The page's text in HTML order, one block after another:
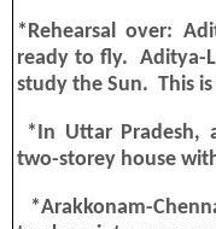
*Rehearsal over:
ready to fly. Aditya-
study the Sun. This
*In Uttar Pradesh,
two-storey house
*Arakkonam-